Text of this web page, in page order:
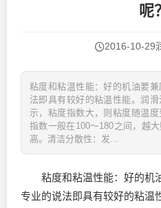
呢？
2016-10-29
粘度和粘温性能：好的机油要
法即具有较好的粘温性能。润
示，粘度指数大，则粘度随温
指数一般在100～180之间，越
高。清洁分散性：发...
粘度和粘温性能：好的机油
专业的说法即具有较好的粘温